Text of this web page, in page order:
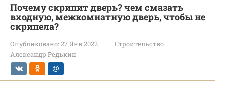
Почему скрипит дверь? чем смазать
входную, межкомнатную дверь, чтобы не
скрипела?
Опубликовано: 27 Янв 2022
Строительство
Александр Редькин